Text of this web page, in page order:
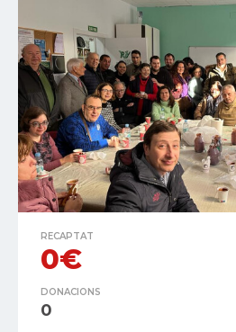
RECAPTAT
0€
DONACIONS
0